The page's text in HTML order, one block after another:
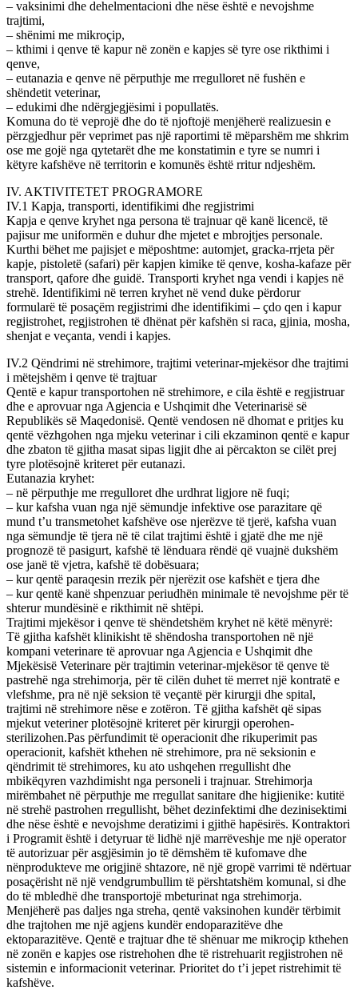
– vaksinimi dhe dehelmentacioni dhe nëse është e nevojshme
trajtimi,
– shënimi me mikroçip,
– kthimi i qenve të kapur në zonën e kapjes së tyre ose rikthimi i
qenve,
– eutanazia e qenve në përputhje me rregulloret në fushën e
shëndetit veterinar,
– edukimi dhe ndërgjegjësimi i popullatës.
Komuna do të veprojë dhe do të njoftojë menjëherë realizuesin e
përzgjedhur për veprimet pas një raportimi të mëparshëm me shkrim
ose me gojë nga qytetarët dhe me konstatimin e tyre se numri i
këtyre kafshëve në territorin e komunës është rritur ndjeshëm.
IV. AKTIVITETET PROGRAMORE
IV.1 Kapja, transporti, identifikimi dhe regjistrimi
Kapja e qenve kryhet nga persona të trajnuar që kanë licencë, të
pajisur me uniformën e duhur dhe mjetet e mbrojtjes personale.
Kurthi bëhet me pajisjet e mëposhtme: automjet, gracka-rrjeta për
kapje, pistoletë (safari) për kapjen kimike të qenve, kosha-kafaze për
transport, qafore dhe guidë. Transporti kryhet nga vendi i kapjes në
strehë. Identifikimi në terren kryhet në vend duke përdorur
formularë të posaçëm regjistrimi dhe identifikimi – çdo qen i kapur
regjistrohet, regjistrohen të dhënat për kafshën si raca, gjinia, mosha,
shenjat e veçanta, vendi i kapjes.
IV.2 Qëndrimi në strehimore, trajtimi veterinar-mjekësor dhe trajtimi
i mëtejshëm i qenve të trajtuar
Qentë e kapur transportohen në strehimore, e cila është e regjistruar
dhe e aprovuar nga Agjencia e Ushqimit dhe Veterinarisë së
Republikës së Maqedonisë. Qentë vendosen në dhomat e pritjes ku
qentë vëzhgohen nga mjeku veterinar i cili ekzaminon qentë e kapur
dhe zbaton të gjitha masat sipas ligjit dhe ai përcakton se cilët prej
tyre plotësojnë kriteret për eutanazi.
Eutanazia kryhet:
– në përputhje me rregulloret dhe urdhrat ligjore në fuqi;
– kur kafsha vuan nga një sëmundje infektive ose parazitare që
mund t’u transmetohet kafshëve ose njerëzve të tjerë, kafsha vuan
nga sëmundje të tjera në të cilat trajtimi është i gjatë dhe me një
prognozë të pasigurt, kafshë të lënduara rëndë që vuajnë dukshëm
ose janë të vjetra, kafshë të dobësuara;
– kur qentë paraqesin rrezik për njerëzit ose kafshët e tjera dhe
– kur qentë kanë shpenzuar periudhën minimale të nevojshme për të
shterur mundësinë e rikthimit në shtëpi.
Trajtimi mjekësor i qenve të shëndetshëm kryhet në këtë mënyrë:
Të gjitha kafshët klinikisht të shëndosha transportohen në një
kompani veterinare të aprovuar nga Agjencia e Ushqimit dhe
Mjekësisë Veterinare për trajtimin veterinar-mjekësor të qenve të
pastrehë nga strehimorja, për të cilën duhet të merret një kontratë e
vlefshme, pra në një seksion të veçantë për kirurgji dhe spital,
trajtimi në strehimore nëse e zotëron. Të gjitha kafshët që sipas
mjekut veteriner plotësojnë kriteret për kirurgji operohen-
sterilizohen.Pas përfundimit të operacionit dhe rikuperimit pas
operacionit, kafshët kthehen në strehimore, pra në seksionin e
qëndrimit të strehimores, ku ato ushqehen rregullisht dhe
mbikëqyren vazhdimisht nga personeli i trajnuar. Strehimorja
mirëmbahet në përputhje me rregullat sanitare dhe higjienike: kutitë
në strehë pastrohen rregullisht, bëhet dezinfektimi dhe dezinisektimi
dhe nëse është e nevojshme deratizimi i gjithë hapësirës. Kontraktori
i Programit është i detyruar të lidhë një marrëveshje me një operator
të autorizuar për asgjësimin jo të dëmshëm të kufomave dhe
nënprodukteve me origjinë shtazore, në një gropë varrimi të ndërtuar
posaçërisht në një vendgrumbullim të përshtatshëm komunal, si dhe
do të mbledhë dhe transportojë mbeturinat nga strehimorja.
Menjëherë pas daljes nga streha, qentë vaksinohen kundër tërbimit
dhe trajtohen me një agjens kundër endoparazitëve dhe
ektoparazitëve. Qentë e trajtuar dhe të shënuar me mikroçip kthehen
në zonën e kapjes ose ristrehohen dhe të ristrehuarit regjistrohen në
sistemin e informacionit veterinar. Prioritet do t’i jepet ristrehimit të
kafshëve.